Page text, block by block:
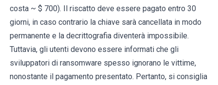
costa ~ $ 700). Il riscatto deve essere pagato entro 30
giorni, in caso contrario la chiave sarà cancellata in modo
permanente e la decrittografia diventerà impossibile.
Tuttavia, gli utenti devono essere informati che gli
sviluppatori di ransomware spesso ignorano le vittime,
nonostante il pagamento presentato. Pertanto, si consiglia